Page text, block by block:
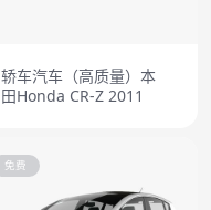
轿车汽车（高质量）本
田Honda CR-Z 2011
免费